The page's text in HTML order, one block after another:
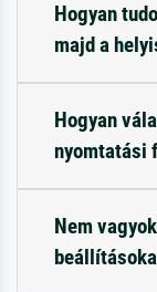
Hogyan
majd a
Hogyan
nyomtatási
Nem